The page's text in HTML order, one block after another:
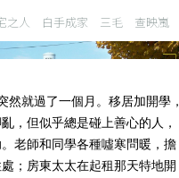
之人 白手成家 三毛 查映嵐
然就過了一個月。移居加開學，
，但似乎總是碰上善心的人，
老師和同學各種噓寒問暖，擔
；房東太太在起租那天特地開